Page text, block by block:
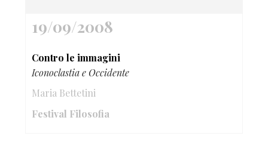
19/09/2008
Contro le immagini
Iconoclastia e Occidente
Maria Bettetini
Festival Filosofia